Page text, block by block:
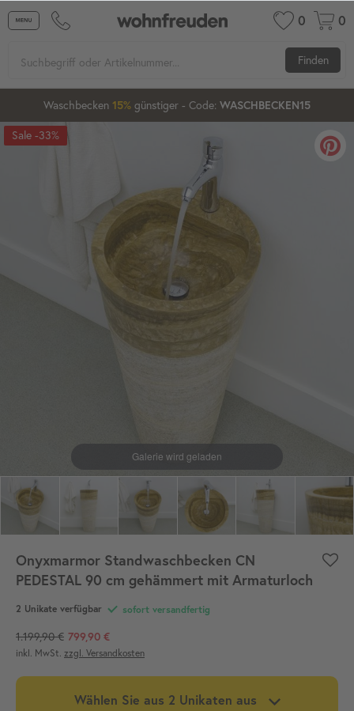
0 0
Finden
Waschbecken 15% günstiger - Code: WASCHBECKEN15
20%
-33%
Onyxmarmor Standwaschbecken CN
PEDESTAL 90 cm gehämmert mit Armaturloch
2 Unikate verfügbar sofort versandfertig
1.199,90 € 799,90 €
inkl. MwSt. zzgl. Versandkosten
Wählen Sie aus 2 Unikaten aus